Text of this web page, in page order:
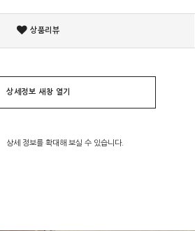
상품리뷰
상세정보 새창 열기
상세 정보를 확대해 보실 수 있습니다.